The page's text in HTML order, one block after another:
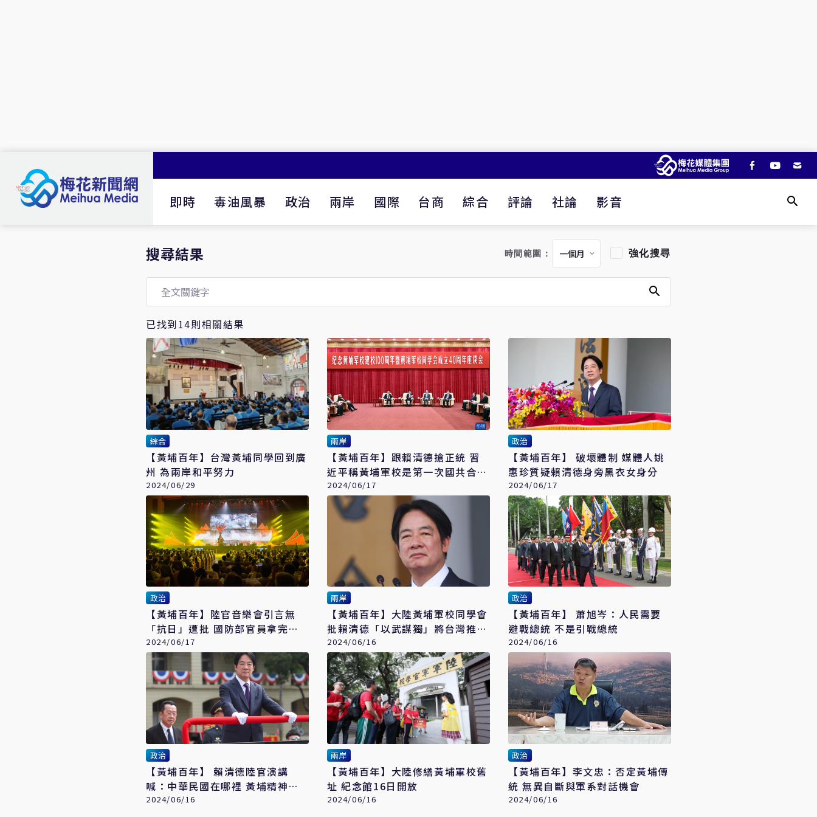
即時 毒油風暴 政治 兩岸 國際 台商 綜合 評論 社論 影音
搜尋結果 時間範圍： 強化搜尋
已找到14則相關結果
綜合
【黃埔百年】台灣黃埔同學回到廣
州 為兩岸和平努力
2024/06/29
兩岸
【黃埔百年】跟賴清德搶正統 習
近平稱黃埔軍校是第一次國共合作
產物
2024/06/17
政治
【黃埔百年】 破壞體制 媒體人姚
惠珍質疑賴清德身旁黑衣女身分
2024/06/17
政治
【黃埔百年】陸官音樂會引言無
「抗日」遭批 國防部官員拿完整
資料反駁
2024/06/17
兩岸
【黃埔百年】大陸黃埔軍校同學會
批賴清德「以武謀獨」將台灣推向
絕路
2024/06/16
政治
【黃埔百年】 蕭旭岑：人民需要
避戰總統 不是引戰總統
2024/06/16
政治
【黃埔百年】 賴清德陸官演講
喊：中華民國在哪裡 黃埔精神就
在哪裡
2024/06/16
兩岸
【黃埔百年】大陸修繕黃埔軍校舊
址 紀念館16日開放
2024/06/16
政治
【黃埔百年】李文忠：否定黃埔傳
統 無異自斷與軍系對話機會
2024/06/16